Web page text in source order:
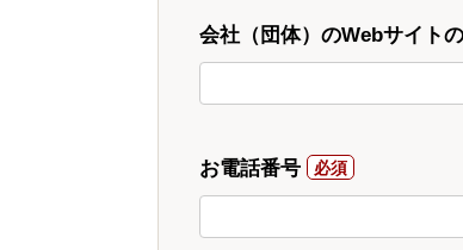
会社（団体）のWebサイト
お電話番号